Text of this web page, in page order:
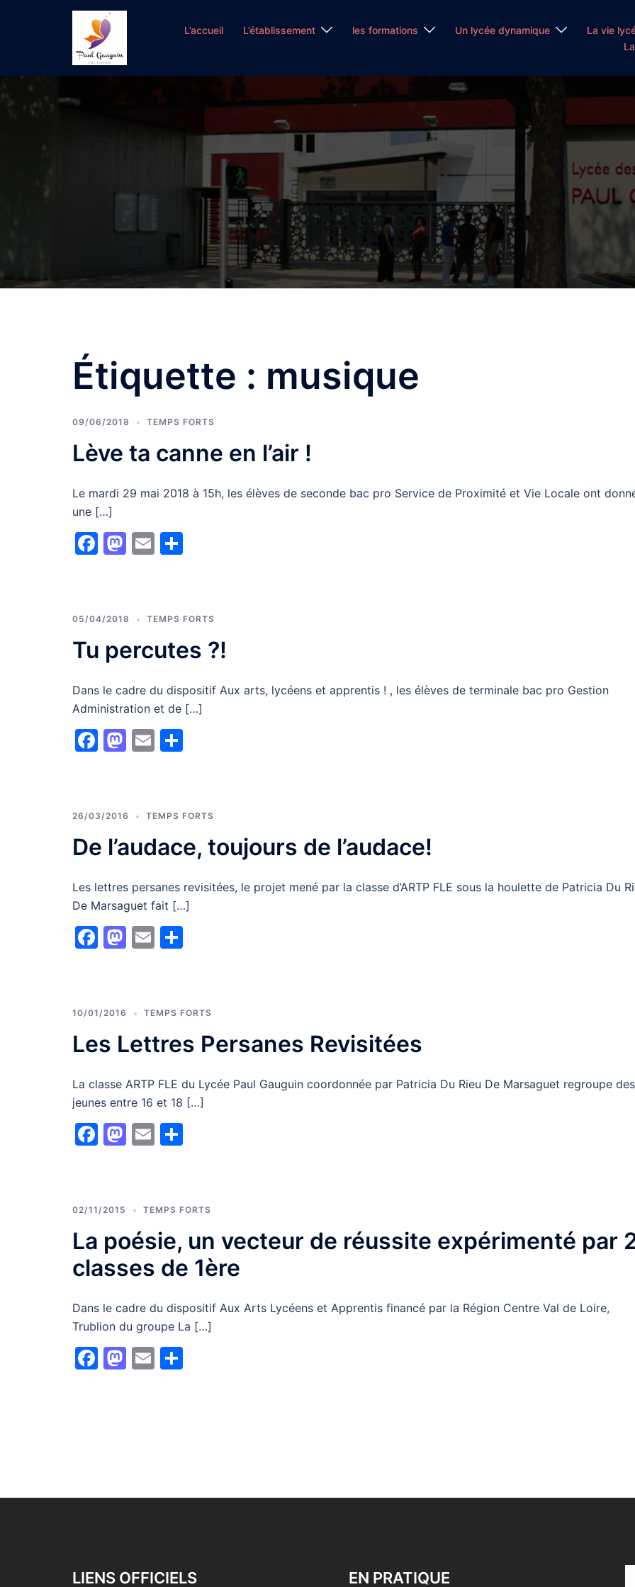
L’accueil L’établissement les formations Un lycée dynamique
La vie
Étiquette : musique
09/06/2018 TEMPS FORTS
Lève ta canne en l’air !
Le mardi 29 mai 2018 à 15h, les élèves de seconde bac pro Service de Proximité et Vie Locale ont
une […]
Facebook
Mastodon
Email
05/04/2018 TEMPS FORTS
Tu percutes ?!
Dans le cadre du dispositif Aux arts, lycéens et apprentis ! , les élèves de terminale bac pro Gestion
Administration et de […]
Facebook
Mastodon
Email
26/03/2016 TEMPS FORTS
De l’audace, toujours de l’audace!
Les lettres persanes revisitées, le projet mené par la classe d’ARTP FLE sous la houlette de Patricia Du
De Marsaguet fait […]
Facebook
Mastodon
Email
10/01/2016 TEMPS FORTS
Les Lettres Persanes Revisitées
La classe ARTP FLE du Lycée Paul Gauguin coordonnée par Patricia Du Rieu De Marsaguet regroupe des
jeunes entre 16 et 18 […]
Facebook
Mastodon
Email
02/11/2015 TEMPS FORTS
La poésie, un vecteur de réussite expérimenté par
classes de 1ère
Dans le cadre du dispositif Aux Arts Lycéens et Apprentis financé par la Région Centre Val de Loire,
Trublion du groupe La […]
Facebook
Mastodon
Email
LIENS OFFICIELS EN PRATIQUE